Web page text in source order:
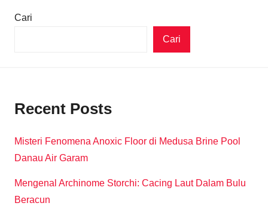
Cari
Cari
Recent Posts
Misteri Fenomena Anoxic Floor di Medusa Brine Pool
Danau Air Garam
Mengenal Archinome Storchi: Cacing Laut Dalam Bulu
Beracun